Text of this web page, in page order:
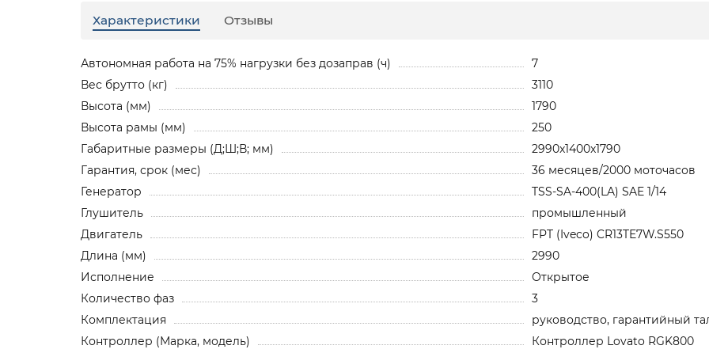
Характеристики Отзывы
Автономная работа на 75% нагрузки без дозаправ (ч)
7
Вес брутто (кг)
3110
Высота (мм)
1790
Высота рамы (мм)
250
Габаритные размеры (Д;Ш;В; мм)
2990x1400x1790
Гарантия, срок (мес)
36 месяцев/2000 моточасов
Генератор
TSS-SA-400(LA) SAE 1/14
Глушитель
промышленный
Двигатель
FPT (Iveco) CR13TE7W.S550
Длина (мм)
2990
Исполнение
Открытое
Количество фаз
3
Комплектация
руководство, гарантийный
Контроллер (Марка, модель)
Контроллер Lovato RGK800